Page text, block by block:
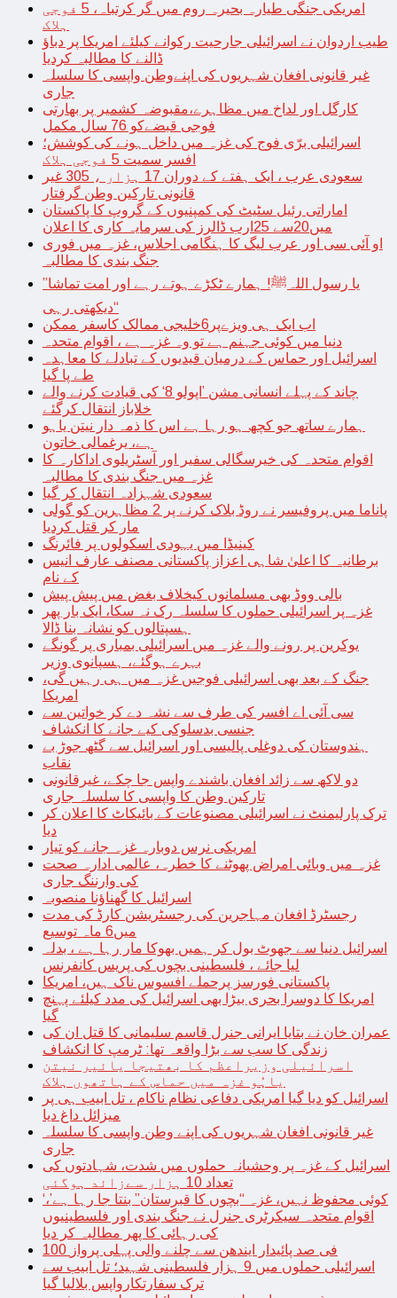
امریکی جنگی طیارہ بحیرہ روم میں گر کرتباہ، 5 فوجی
ہلاک
طیب اردوان نے اسرائیلی جارحیت رکوانے کیلئے امریکا پر دباؤ
ڈالنے کا مطالبہ کردیا
غیر قانونی افغان شہریوں کی اپنےوطن واپسی کا سلسلہ
جاری
کارگل اور لداخ میں مظاہرے،مقبوضہ کشمیر پر بھارتی
فوجی قبضےکو 76 سال مکمل
اسرائیلی برّی فوج کی غزہ میں داخل ہونے کی کوشش؛
افسر سمیت 5 فوجی ہلاک
سعودی عرب ، ایک ہفتے کے دوران 17 ہزار ، 305 غیر
قانونی تارکین وطن گرفتار
اماراتی رئیل سٹیٹ کی کمپنیوں کے گروپ کا پاکستان
میں20سے 25ارب ڈالرز کی سرمایہ کاری کا اعلان
او آئی سی اور عرب لیگ کا ہنگامی اجلاس، غزہ میں فوری
جنگ بندی کا مطالبہ
’’یا رسول اللہﷺ! ہمارے ٹکڑے ہوتے رہے اور امت تماشا
دیکھتی رہی‘‘
اب ایک ہی ویزےپر6خلیجی ممالک کاسفر ممکن
دنیا میں کوئی جہنم ہے تو وہ غزہ ہے ، اقوام متحدہ
اسرائیل اور حماس کے درمیان قیدیوں کے تبادلے کا معاہدہ
طے پا گیا
چاند کے پہلے انسانی مشن ’اپولو 8‘ کی قیادت کرنے والے
خلاباز انتقال کرگئے
ہمارے ساتھ جو کچھ ہو رہا ہے اس کا ذمہ دار نیتن یاہو
ہے، یرغمالی خاتون
اقوام متحدہ کی خیرسگالی سفیر اور آسٹریلوی اداکارہ کا
غزہ میں جنگ بندی کا مطالبہ
سعودی شہزادہ انتقال کر گیا
پاناما میں پروفیسر نے روڈ بلاک کرنے پر 2 مظاہرین کو گولی
مار کر قتل کردیا
کینیڈا میں یہودی اسکولوں پر فائرنگ
برطانیہ کا اعلیٰ شاہی اعزاز پاکستانی مصنف عارف انیس
کے نام
بالی ووڈ بھی مسلمانوں کیخلاف بغض میں پیش پیش
غزہ پر اسرائیلی حملوں کا سلسلہ رک نہ سکا، ایک بار پھر
ہسپتالوں کو نشانہ بنا ڈالا
یوکرین پر رونے والے غزہ میں اسرائیلی بمباری پر گونگے
بہرے ہوگئے، ہسپانوی وزیر
جنگ کے بعد بھی اسرائیلی فوجیں غزہ میں ہی رہیں گی،
امریکا
سی آئی اے افسر کی طرف سے نشہ دے کر خواتین سے
جنسی بدسلوکی کیے جانے کا انکشاف
ہندوستان کی دوغلی پالیسی اور اسرائیل سے گٹھ جوڑ بے
نقاب
دو لاکھ سے زائد افغان باشندے واپس جا چکے، غیرقانونی
تارکین وطن کا واپسی کا سلسلہ جاری
ترک پارلیمنٹ نے اسرائیلی مصنوعات کے بائیکاٹ کا اعلان کر
دیا
امریکی نرس دوبارہ غزہ جانے کو تیار
غزہ میں وبائی امراض پھوٹنے کا خطرہ، عالمی ادارہ صحت
کی وارننگ جاری
اسرائیل کا گھناؤنا منصوبہ
رجسٹرڈ افغان مہاجرین کی رجسٹریشن کارڈ کی مدت
میں6 ماہ توسیع
اسرائیل دنیا سے جھوٹ بول کر ہمیں بھوکا مار رہا ہے ، بدلہ
لیا جائے ، فلسطینی بچوں کی پریس کانفرنس
پاکستانی فورسز پرحملے افسوس ناک ہیں، امریکا
امریکا کا دوسرا بحری بیڑا بھی اسرائیل کی مدد کیلئے پہنچ
گیا
عمران خان نے بتایا ایرانی جنرل قاسم سلیمانی کا قتل ان کی
زندگی کا سب سے بڑا واقعہ تھا: ٹرمپ کا انکشاف
اسرائیلی وزیراعظم کا بھتیجا یائیر نیتن
یاہُو غزہ میں حماس کے ہاتھوں ہلاک
اسرائیل کو دیا گیا امریکی دفاعی نظام ناکام ، تل ابیب ہی پر
میزائل داغ دیا
غیر قانونی افغان شہریوں کی اپنے وطن واپسی کا سلسلہ
جاری
اسرائیل کے غزہ پر وحشیانہ حملوں میں شدت، شہادتوں کی
تعداد 10 ہزار سےزائد ہوگئی
‘کوئی محفوظ نہیں، غزہ “بچوں کا قبرستان” بنتا جا رہا ہے’،
اقوام متحدہ سیکرٹری جنرل نے جنگ بندی اور فلسطینیوں
کی رہائی کا پھر مطالبہ کر دیا
100 فی صد پائیدار ایندھن سے چلنے والی پہلی پرواز
اسرائیلی حملوں میں 9 ہزار فلسطینی شہید؛ تل ابیب سے
ترک سفارتکارواپس بلالیا گیا